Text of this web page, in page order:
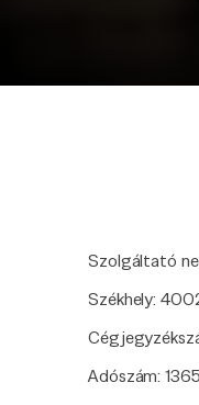
Szolgáltató
Székhely:
Adószám: